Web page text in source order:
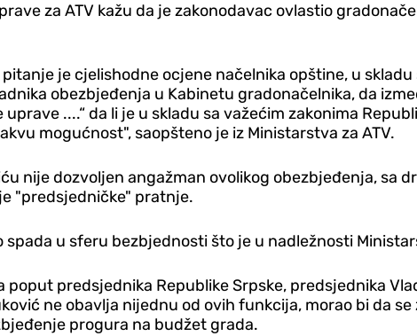
za ATV kažu da je zakonodavac ovlastio
je cjelishodne ocjene načelnika opštine, u
obezbjeđenja u Kabinetu gradonačelnika, da
....“ da li je u skladu sa važećim zakonima
mogućnost", saopšteno je iz Ministarstva za ATV.
nije dozvoljen angažman ovolikog obezbjeđenja, sa
"predsjedničke" pratnje.
u sferu bezbjednosti što je u nadležnosti
poput predsjednika Republike Srpske, predsjednika
ne obavlja nijednu od ovih funkcija, morao bi da
progura na budžet grada.